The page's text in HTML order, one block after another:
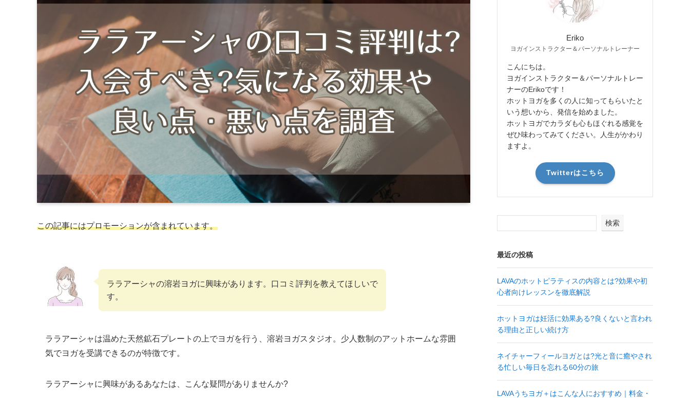
この記事にはプロモーションが含まれています。
ララアーシャの溶岩ヨガに興味があります。口コミ評判を教えてほしいで
す。
ララアーシャは温めた天然鉱石プレートの上でヨガを行う、溶岩ヨガスタジオ。少人数制のアットホームな雰囲
気でヨガを受講できるのが特徴です。
ララアーシャに興味があるあなたは、こんな疑問がありませんか?
Eriko
ヨガインストラクター＆パーソナルトレーナー
こんにちは。
ヨガインストラクター＆パーソナルトレー
ナーのErikoです！
ホットヨガを多くの人に知ってもらいたと
いう想いから、発信を始めました。
ホットヨガでカラダも心もほぐれる感覚を
ぜひ味わってみてください。人生がかわり
ますよ。
Twitterはこちら
検索
最近の投稿
LAVAのホットピラティスの内容とは?効果や初
心者向けレッスンを徹底解説
ホットヨガは妊活に効果ある?良くないと言われ
る理由と正しい続け方
ネイチャーフィールヨガとは?光と音に癒やされ
る忙しい毎日を忘れる60分の旅
LAVAうちヨガ＋はこんな人におすすめ｜料金・